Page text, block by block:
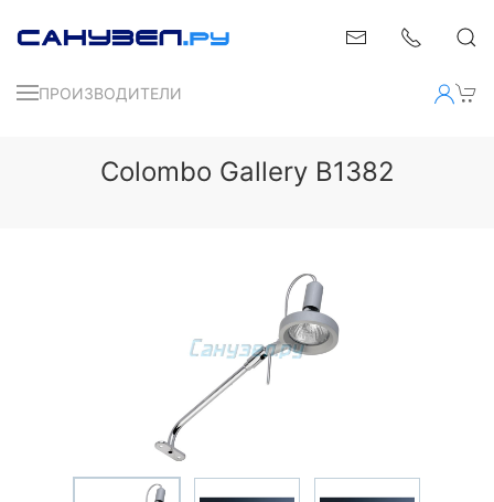
ПРОИЗВОДИТЕЛИ
Colombo Gallery B1382